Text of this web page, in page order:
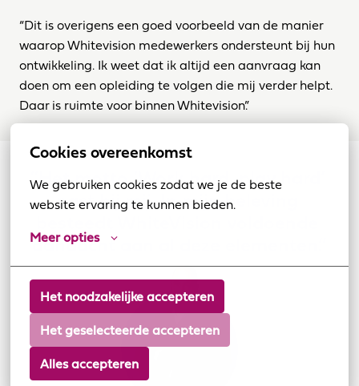
Cookies overeenkomst
We gebruiken cookies zodat we je de beste
website ervaring te kunnen bieden.
Meer opties
Het noodzakelijke accepteren
Het geselecteerde accepteren
Alles accepteren
“Dit is overigens een goed voorbeeld van de manier
waarop Whitevision medewerkers ondersteunt bij hun
ontwikkeling. Ik weet dat ik altijd een aanvraag kan
doen om een opleiding te volgen die mij verder helpt.
Daar is ruimte voor binnen Whitevision.”
“Het motto ‘Work hard, play hard’
past bij mij. In mijn beleving
aandacht aan al deze elementen.”